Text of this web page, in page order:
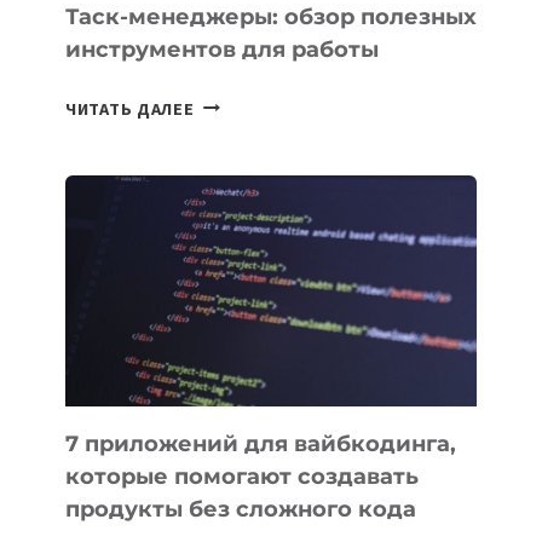
Таск-менеджеры: обзор полезных
инструментов для работы
ЧИТАТЬ ДАЛЕЕ ТАСК-
ПОЛЕЗНЫХ
ИНСТРУМЕНТОВ
ДЛЯ
РАБОТЫ
7 приложений для вайбкодинга,
которые помогают создавать
продукты без сложного кода